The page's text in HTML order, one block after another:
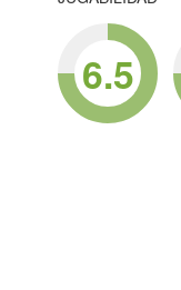
6.5